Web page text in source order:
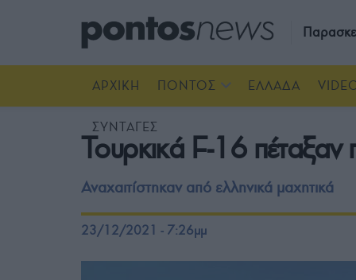
ΑΡΧΙΚΗ ΠΟΝΤΟΣ ΕΛΛΑΔΑ
ΣΥΝΤΑΓΕΣ
Τουρκικά F-16
Αναχαιτίστηκαν από ελληνικά μαχητικά
23/12/2021 - 7:26μμ